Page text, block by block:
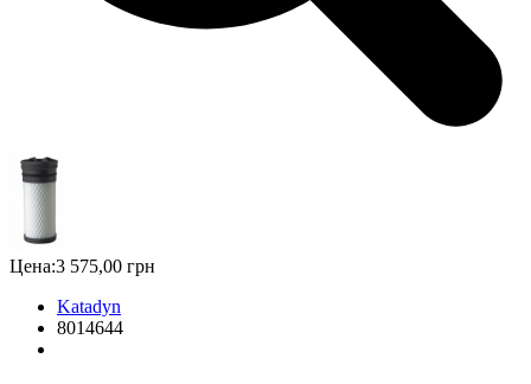
Цена:3 575,00 грн
Katadyn
8014644